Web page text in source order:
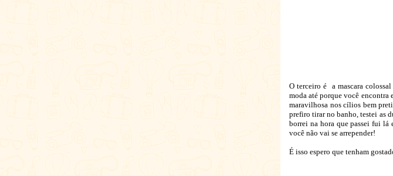
O terceiro é a mascara
moda até porque você encontra
maravilhosa nos cílios bem
prefiro tirar no banho, testei as
borrei na hora que passei fui lá
você não vai se arrepender!
É isso espero que tenham